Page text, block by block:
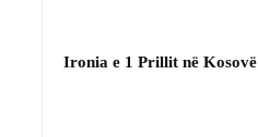
Ironia e 1 Prillit në Kosovë